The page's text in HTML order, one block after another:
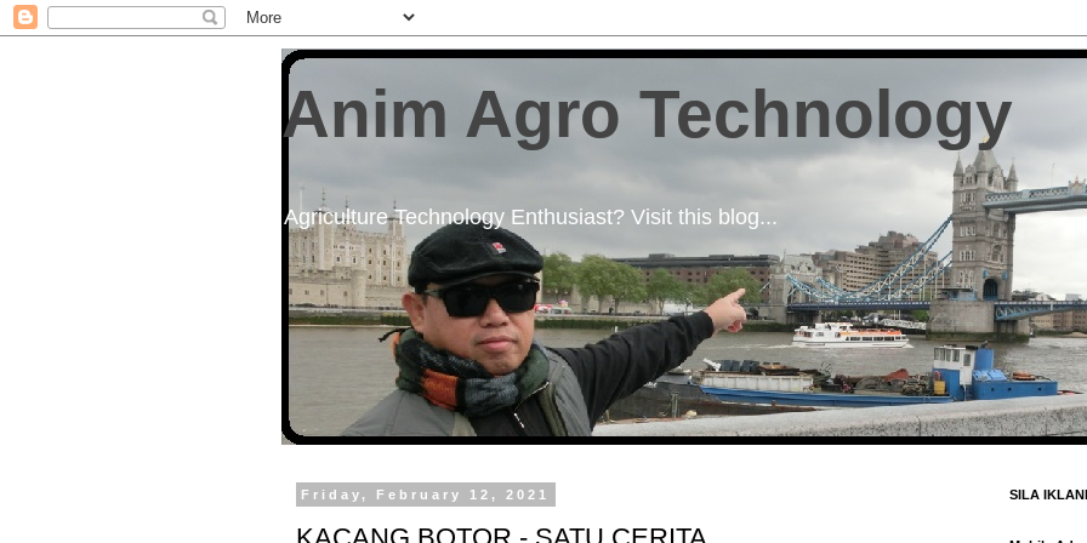
Anim Agro Technology
Agriculture Technology Enthusiast? Visit this blog...
Friday, February 12, 2021
KACANG BOTOR - SATU CERITA
SILA